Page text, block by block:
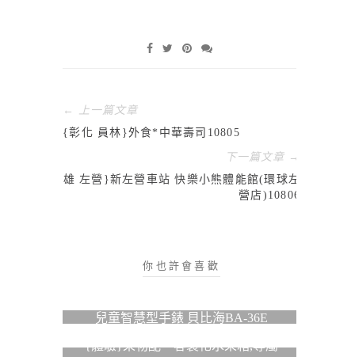
← 上一篇文章
{彰化 員林}外食*中華壽司10805
下一篇文章 →
{高雄 左營}新左營車站 快樂小熊體能館(環球左
營店)10806
你也許會喜歡
兒童智慧型手錶 貝比海BA-36E
{體驗}果物配—客製化水果箱,專屬